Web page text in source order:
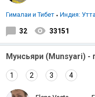
Гималаи и Тибет Индия:
32 33151
Мунсьяри (Munsyari) -
1 2 3 4